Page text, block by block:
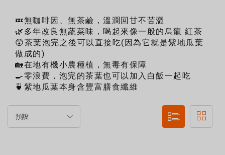
💤無咖啡因、無茶鹼，溫潤回甘不苦澀
🌿多年改良無蔬菜味，喝起來像一般的烏龍 紅茶
😲茶葉泡完之後可以直接吃(因為它就是紫地瓜葉
做成的)
🏡在地有機小農種植，無毒有保障
🍳零浪費，泡完的茶葉也可以加入白飯一起吃
🍵紫地瓜葉本身含豐富膳食纖維